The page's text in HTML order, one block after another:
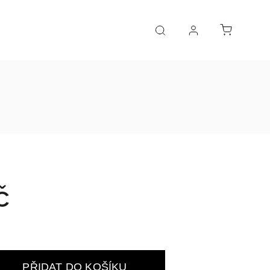
PŘIDAT DO KOŠÍKU